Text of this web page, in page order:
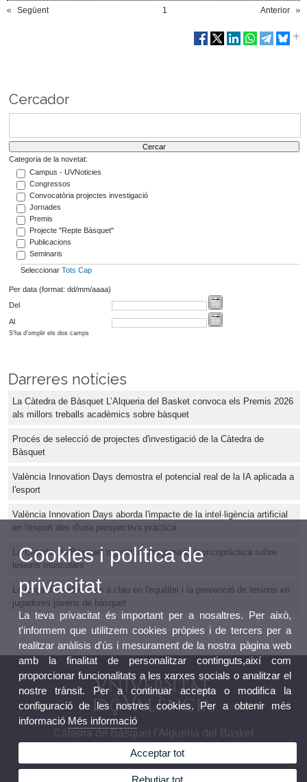
Següent Anterior
1
Cercador
Categoria de la novetat:
Campus - UVNoticies
Congressos
Convocatòria projectes investigació
Jornades
Premis
Projecte "Repte Bàsquet"
Publicacions
Seminaris
Seleccionar Tots Cap
Per data (format: dd/mm/aaaa)
Del
Al
S'ha d'omplir els dos camps
Darreres notícies
La Càtedra de Bàsquet L’Alqueria del Basket convoca els Premis 2026
als millors treballs acadèmics sobre bàsquet
Procés de selecció de projectes d'investigació de la Càtedra de
Bàsquet
València Innovation Days demostra el potencial real de la IA aplicada a
l'esport
València Innovation Days aborda l'impacte de la intel·ligència artificial
en l'esport des d'una perspectiva pràctica
La Càtedra de Bàsquet organitza una jornada teoricopràctica sobre
lesions musculars
La força de maluc com a clau en l'equilibri i la prevenció de lesions en
jugadores jóvens de bàsquet
Càtedra de Bàsquet l'Alqueria del Basket
Cookies i política de
privacitat
La teva privacitat és important per a nosaltres. Per això,
t'informem que utilitzem cookies pròpies i de tercers per a
realitzar anàlisis d'ús i mesurament de la nostra pàgina web
amb la finalitat de personalitzar continguts,així com
proporcionar funcionalitats a les xarxes socials o analitzar el
nostre trànsit. Per a continuar accepta o modifica la
configuració de les nostres cookies. Per a obtenir més
informació Més informació
Acceptar tot
Rebutjar tot